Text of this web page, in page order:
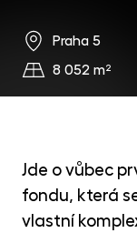
Praha 5
8 052 m²
Jde o vůbec
fondu, která
vlastní